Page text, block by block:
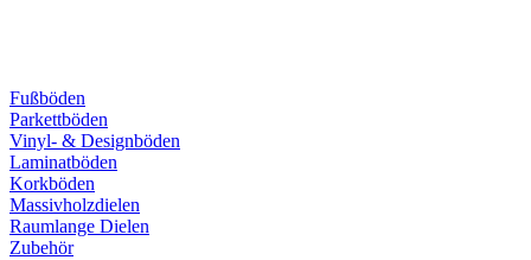
Fußböden
Parkettböden
Vinyl- & Designböden
Laminatböden
Korkböden
Massivholzdielen
Raumlange Dielen
Zubehör